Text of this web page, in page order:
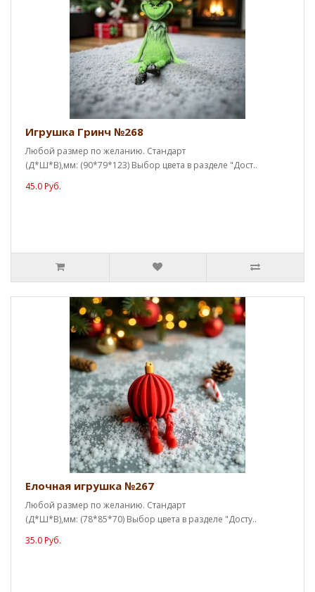
Игрушка Гринч №268
Любой размер по желанию. Стандарт
(Д*Ш*В),мм: (90*79*123) Выбор цвета в разделе "Дост..
45.0 Руб.
Елочная игрушка №267
Любой размер по желанию. Стандарт
(Д*Ш*В),мм: (78*85*70) Выбор цвета в разделе "Досту..
35.0 Руб.